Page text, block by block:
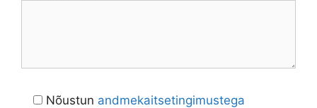
Nõustun andmekaitsetingimustega